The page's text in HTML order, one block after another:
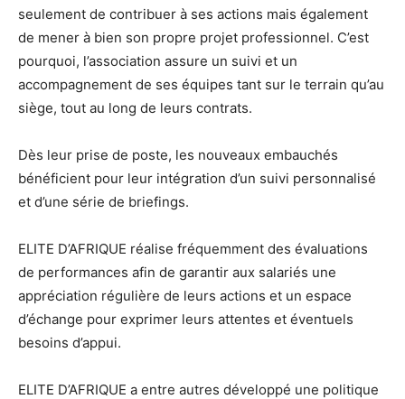
seulement de contribuer à ses actions mais également
de mener à bien son propre projet professionnel. C’est
pourquoi, l’association assure un suivi et un
accompagnement de ses équipes tant sur le terrain qu’au
siège, tout au long de leurs contrats.
Dès leur prise de poste, les nouveaux embauchés
bénéficient pour leur intégration d’un suivi personnalisé
et d’une série de briefings.
ELITE D’AFRIQUE réalise fréquemment des évaluations
de performances afin de garantir aux salariés une
appréciation régulière de leurs actions et un espace
d’échange pour exprimer leurs attentes et éventuels
besoins d’appui.
ELITE D’AFRIQUE a entre autres développé une politique